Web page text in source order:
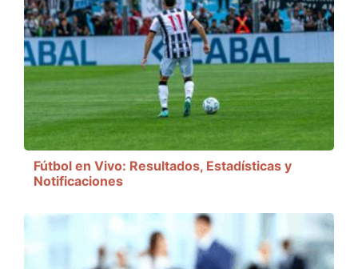
Fútbol en Vivo: Resultados, Estadísticas y
Notificaciones